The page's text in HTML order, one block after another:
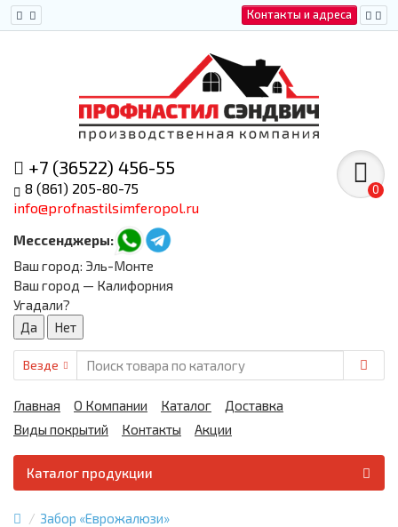
Контакты и адреса
+7 (36522) 456-55
8 (861) 205-80-75
info@profnastilsimferopol.ru
Мессенджеры:
0
Ваш город: Эль-Монте
Ваш город — Калифорния
Угадали?
Везде
Главная О Компании Каталог
Доставка
Виды покрытий
Контакты Акции
Каталог продукции
Забор «Еврожалюзи»